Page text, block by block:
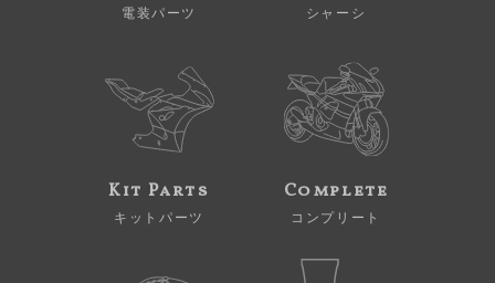
電装パーツ シャーシ
Kit Parts
キットパーツ
Complete
コンプリート